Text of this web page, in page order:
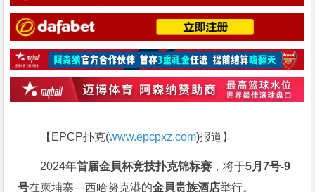
【EPCP扑克(www.epcpxz.com)报道】
2024年首届金貝杯竞技扑克锦标赛 ，将于5月7号-9
号在柬埔寨—西哈努克港的金貝贵族酒店举行。